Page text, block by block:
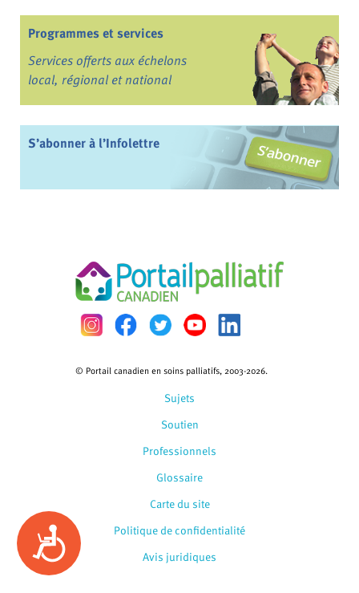
Accessibility
Programmes et services
Services offerts aux échelons
local, régional et national
S’abonner à l’Infolettre
Sujets
Soutien
Professionnels
Glossaire
© Portail canadien en soins palliatifs, 2003-2026.
Carte du site
Politique de confidentialité
Avis juridiques